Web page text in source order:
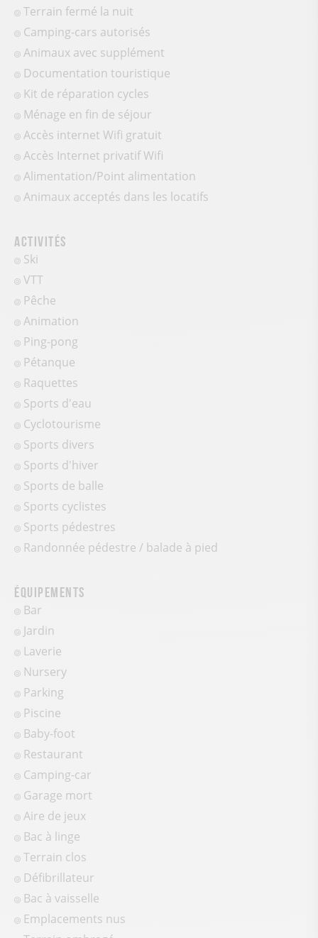
Terrain fermé la nuit
Camping-cars autorisés
Animaux avec supplément
Documentation touristique
Kit de réparation cycles
Ménage en fin de séjour
Accès internet Wifi gratuit
Accès Internet privatif Wifi
Alimentation/Point alimentation
Animaux acceptés dans les locatifs
Activités
Ski
VTT
Pêche
Animation
Ping-pong
Pétanque
Raquettes
Sports d'eau
Cyclotourisme
Sports divers
Sports d'hiver
Sports de balle
Sports cyclistes
Sports pédestres
Randonnée pédestre / balade à pied
Équipements
Bar
Jardin
Laverie
Nursery
Parking
Piscine
Baby-foot
Restaurant
Camping-car
Garage mort
Aire de jeux
Bac à linge
Terrain clos
Défibrillateur
Bac à vaisselle
Emplacements nus